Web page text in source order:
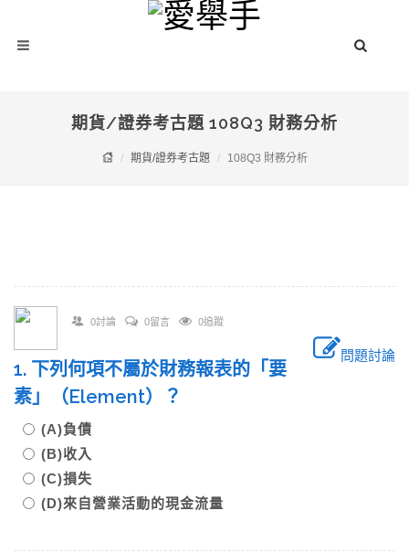
期貨/證券考古題 108Q3 財務分析
期貨/證券考古題 108Q3 財務分析
0討論 0留言 0追蹤
問題討論
1. 下列何項不屬於財務報表的「要
素」（Element）？
(A)負債
(B)收入
(C)損失
(D)來自營業活動的現金流量